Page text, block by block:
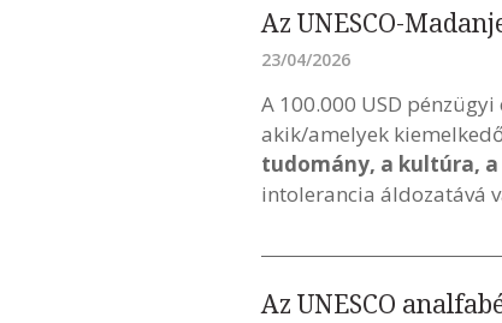
Az UNESCO-
23/04/2026
A 100.000 USD
akik/amelyek
tudomány, a kultúra,
intolerancia áldozatává
Az UNESCO